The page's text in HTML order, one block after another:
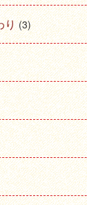
り(3)